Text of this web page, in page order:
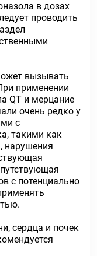
в дозах
проводить
вызывать
применении
QT и мерцание
очень редко у
с
такими как
нарушения
с потенциально
сердца и почек